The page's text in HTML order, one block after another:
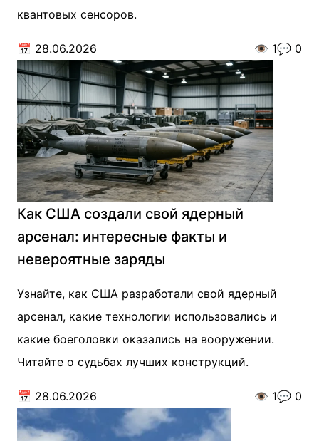
квантовых сенсоров.
📅 28.06.2026 👁️ 1💬 0
Как США создали свой ядерный
арсенал: интересные факты и
невероятные заряды
Узнайте, как США разработали свой ядерный
арсенал, какие технологии использовались и
какие боеголовки оказались на вооружении.
Читайте о судьбах лучших конструкций.
📅 28.06.2026 👁️ 1💬 0